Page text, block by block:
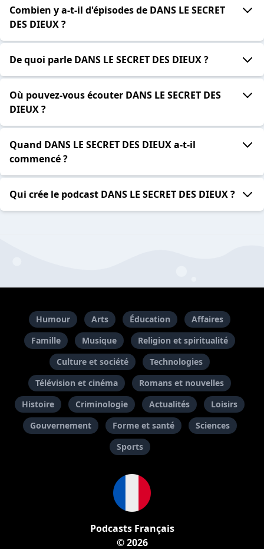
Combien y a-t-il d'épisodes de DANS LE SECRET
DES DIEUX ?
De quoi parle DANS LE SECRET DES DIEUX ?
Où pouvez-vous écouter DANS LE SECRET DES
DIEUX ?
Quand DANS LE SECRET DES DIEUX a-t-il
commencé ?
Qui crée le podcast DANS LE SECRET DES DIEUX ?
Humour Arts Éducation
Affaires
Famille
Musique
Religion et spiritualité
Culture et société
Technologies
Télévision et cinéma
Romans et nouvelles
Histoire
Criminologie Actualités
Loisirs
Gouvernement
Forme et santé
Sciences
Sports
Podcasts Français
© 2026